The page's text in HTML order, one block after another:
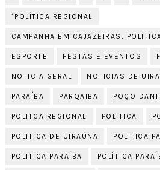
´POLÍTICA REGIONAL
CAMPANHA EM CAJAZEIRAS:
ESPORTE FESTAS E EVENTOS
NOTICIA GERAL NOTICIAS DE
PARAÍBA PARQAIBA POÇO
POLITCA REGIONAL POLITICA
POLITICA DE UIRAÚNA POLITICA
POLITICA PARAÍBA POLÍTICA